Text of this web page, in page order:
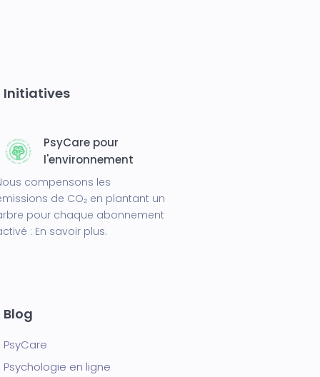
Initiatives
PsyCare pour
l'environnement
compensons les
de CO₂ en plantant un
pour chaque abonnement
: En savoir plus.
Blog
PsyCare
Psychologie en ligne